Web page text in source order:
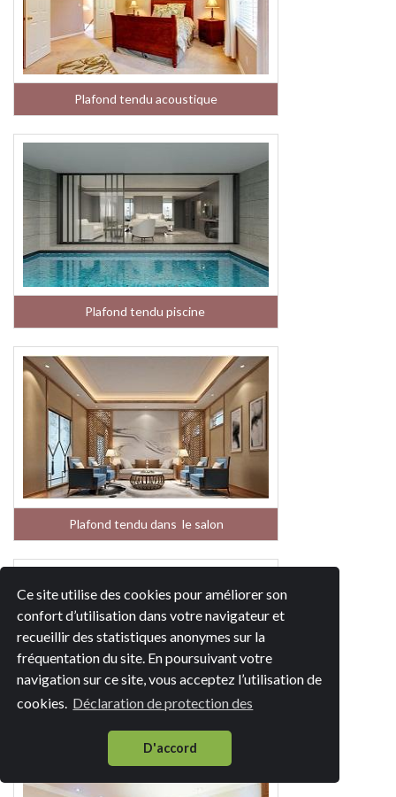
Ce site utilise des cookies pour améliorer son
confort d’utilisation dans votre navigateur et
recueillir des statistiques anonymes sur la
fréquentation du site. En poursuivant votre
navigation sur ce site, vous acceptez l’utilisation de
cookies. Déclaration de protection des
D'accord
Plafond tendu acoustique
Plafond tendu piscine
Plafond tendu dans le salon
Plafond tendu dans la cuisine